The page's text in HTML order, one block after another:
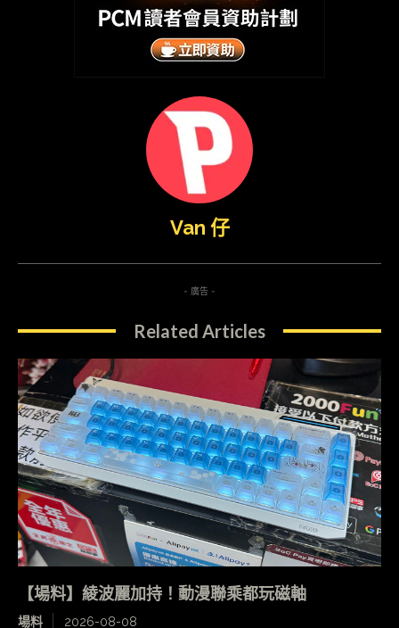
Van 仔
- 廣告 -
Related Articles
【場料】綾波麗加持！動漫聯乘都玩磁軸
場料 2026-08-08